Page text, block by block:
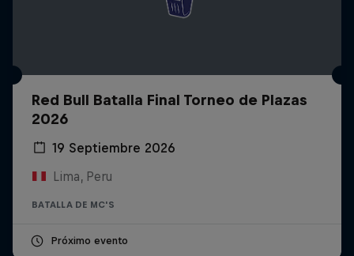
Red Bull Batalla Final Torneo de Plazas
2026
19 Septiembre 2026
Lima, Peru
BATALLA DE MC'S
Próximo evento